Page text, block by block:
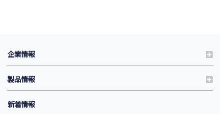
企業情報
製品情報
新着情報